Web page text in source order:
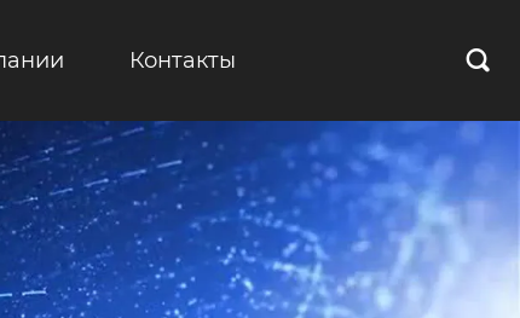
Контакты 